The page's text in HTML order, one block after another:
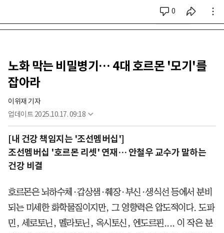
0
시리즈 전체
노화 막는 비밀병기… 4대 호르몬 '모기'를
잡아라
이위재 기자
업데이트 2025.10.17. 09:18
[내 건강 책임지는 '조선멤버십']
조선멤버십 '호르몬 리셋' 연재… 안철우 교수가 말하는
건강 비결
호르몬은 뇌하수체·갑상샘·췌장·부신·생식선 등에서 분비
되는 미세한 화학물질이지만, 그 영향력은 압도적이다. 도파
민, 세로토닌, 멜라토닌, 옥시토신, 엔도르핀.... 이 작은 분